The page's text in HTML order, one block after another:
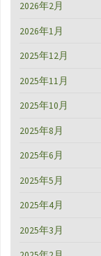
2026年2月
2026年1月
2025年12月
2025年11月
2025年10月
2025年8月
2025年6月
2025年5月
2025年4月
2025年3月